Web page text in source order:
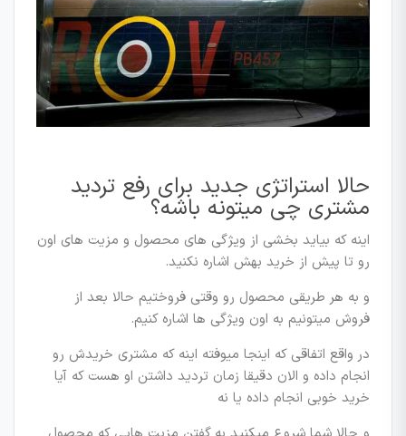
حالا استراتژی جدید برای رفع تردید
مشتری چی میتونه باشه؟
اینه که بیاید بخشی از ویژگی های محصول و مزیت های اون
رو تا پیش از خرید بهش اشاره نکنید.
و به هر طریقی محصول رو وقتی فروختیم حالا بعد از
فروش میتونیم به اون ویژگی ها اشاره کنیم.
در واقع اتفاقی که اینجا میوفته اینه که مشتری خریدش رو
انجام داده و الان دقیقا زمان تردید داشتن او هست که آیا
خرید خوبی انجام داده یا نه